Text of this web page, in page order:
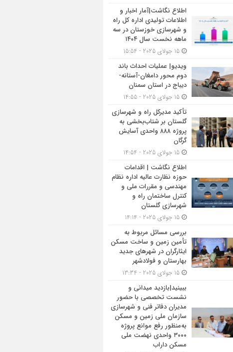
اطلاع نگاشت|آمار اخبار و
اطلاعات تولیدی اداره کل راه
و شهرسازی خوزستان در سه
ماهه نخست سال ۱۴۰۴
ویدیو| عملیات احداث باند
دوم محور دامغان-آستانه-
دیباج در استان سمنان
تأکید مدیرکل راه و شهرسازی
گلستان بر شتاب‌بخشی به
پروژه ۸۸۸ واحدی آسایش
گرگان
اطلاع نگاشت | اقدامات
حوزه نظارت عالیه اداره نظام
مهندسی و مقررات ملی و
کنترل ساختمان راه و
شهرسازی گلستان
بررسی مسائل مربوط به
تأمین زمین و ساخت مسکن
ایثارگران در شهرهای جدید
بهارستان و فولادشهر
ببینید|بازدید میدانی و
نشست تخصصی با حضور
مدیران دفاتر فنی و شهرسازی
سازمان ملی زمین و مسکن
به‌منظور رفع موانع پروژه
۳۰۰۰ واحدی نهضت ملی
مسکن داراب